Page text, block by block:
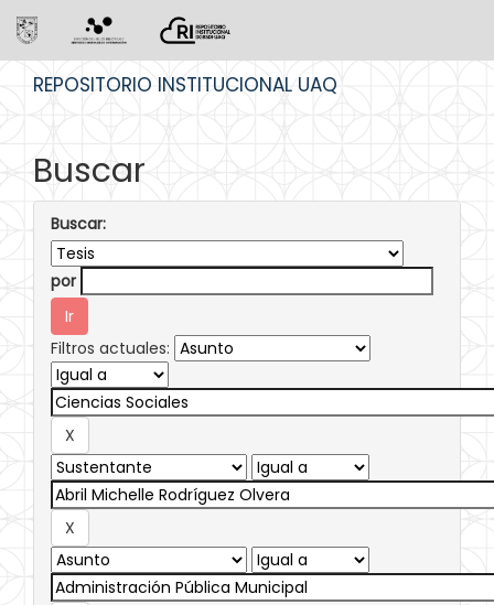
REPOSITORIO INSTITUCIONAL UAQ
Buscar
Buscar:
por
Filtros actuales: